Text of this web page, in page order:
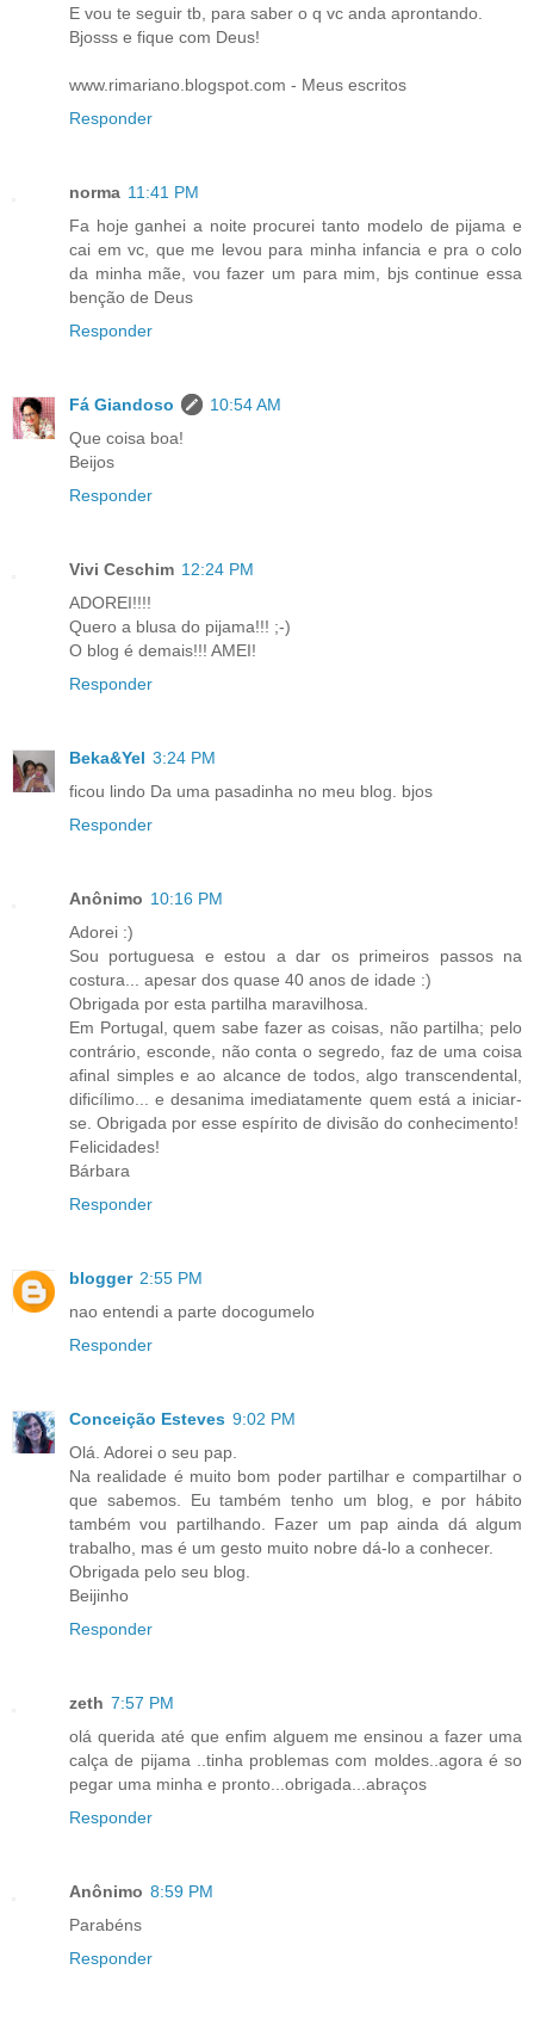
E vou te seguir tb, para saber o q vc anda aprontando.
Bjosss e fique com Deus!
www.rimariano.blogspot.com - Meus escritos
Responder
norma 11:41 PM
Fa hoje ganhei a noite procurei tanto modelo de pijama e
cai em vc, que me levou para minha infancia e pra o colo
da minha mãe, vou fazer um para mim, bjs continue essa
benção de Deus
Responder
Fá Giandoso
10:54 AM
Que coisa boa!
Beijos
Responder
Vivi Ceschim 12:24 PM
ADOREI!!!!
Quero a blusa do pijama!!! ;-)
O blog é demais!!! AMEI!
Responder
Beka&Yel 3:24 PM
ficou lindo Da uma pasadinha no meu blog. bjos
Responder
Anônimo 10:16 PM
Adorei :)
Sou portuguesa e estou a dar os primeiros passos na
costura... apesar dos quase 40 anos de idade :)
Obrigada por esta partilha maravilhosa.
Em Portugal, quem sabe fazer as coisas, não partilha; pelo
contrário, esconde, não conta o segredo, faz de uma coisa
afinal simples e ao alcance de todos, algo transcendental,
dificílimo... e desanima imediatamente quem está a iniciar-
se. Obrigada por esse espírito de divisão do conhecimento!
Felicidades!
Bárbara
Responder
blogger 2:55 PM
nao entendi a parte docogumelo
Responder
Conceição Esteves 9:02 PM
Olá. Adorei o seu pap.
Na realidade é muito bom poder partilhar e compartilhar o
que sabemos. Eu também tenho um blog, e por hábito
também vou partilhando. Fazer um pap ainda dá algum
trabalho, mas é um gesto muito nobre dá-lo a conhecer.
Obrigada pelo seu blog.
Beijinho
Responder
zeth 7:57 PM
olá querida até que enfim alguem me ensinou a fazer uma
calça de pijama ..tinha problemas com moldes..agora é so
pegar uma minha e pronto...obrigada...abraços
Responder
Anônimo 8:59 PM
Parabéns
Responder